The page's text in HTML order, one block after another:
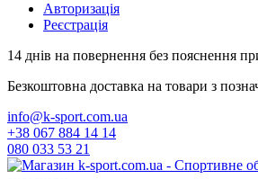
Авторизація
Реєстрація
14 днів на повернення без пояснення
Безкоштовна доставка на товари з
info@k-sport.com.ua
+38 067 884 14 14
080 033 53 21